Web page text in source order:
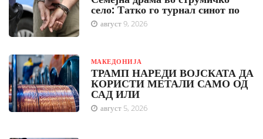
село: Татко го турнал синот по
август 9, 2026
МАКЕДОНИЈА
ТРАМП НАРЕДИ ВОЈСКАТА ДА
КОРИСТИ МЕТАЛИ САМО ОД
САД ИЛИ
август 5, 2026